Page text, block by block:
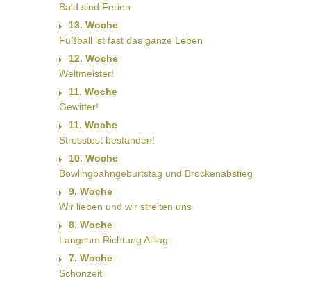
Bald sind Ferien
13. Woche
Fußball ist fast das ganze Leben
12. Woche
Weltmeister!
11. Woche
Gewitter!
11. Woche
Stresstest bestanden!
10. Woche
Bowlingbahngeburtstag und Brockenabstieg
9. Woche
Wir lieben und wir streiten uns
8. Woche
Langsam Richtung Alltag
7. Woche
Schonzeit